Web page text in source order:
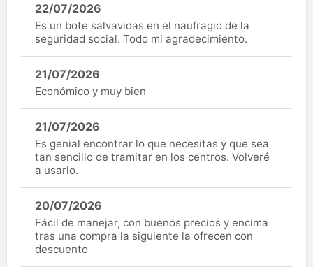
22/07/2026
Es un bote salvavidas en el naufragio de la
seguridad social. Todo mi agradecimiento.
21/07/2026
Económico y muy bien
21/07/2026
Es genial encontrar lo que necesitas y que sea
tan sencillo de tramitar en los centros. Volveré
a usarlo.
20/07/2026
Fácil de manejar, con buenos precios y encima
tras una compra la siguiente la ofrecen con
descuento